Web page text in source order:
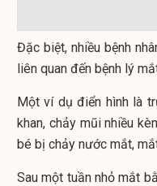
Đặc biệt, nhiều bệnh
liên quan đến bệnh lý
Một ví dụ điển hình là
khan, chảy mũi nhiều
bé bị chảy nước mắt,
Sau một tuần nhỏ mắt